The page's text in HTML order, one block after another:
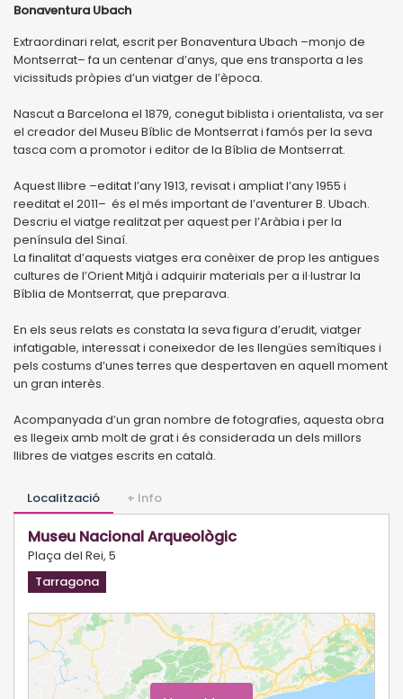
Bonaventura Ubach
Extraordinari relat, escrit per Bonaventura Ubach –monjo de
Montserrat– fa un centenar d’anys, que ens transporta a les
vicissituds pròpies d’un viatger de l’època.
Nascut a Barcelona el 1879, conegut biblista i orientalista, va ser
el creador del Museu Bíblic de Montserrat i famós per la seva
tasca com a promotor i editor de la Bíblia de Montserrat.
Aquest llibre –editat l’any 1913, revisat i ampliat l’any 1955 i
reeditat el 2011– és el més important de l’aventurer B. Ubach.
Descriu el viatge realitzat per aquest per l’Aràbia i per la
península del Sinaí.
La finalitat d’aquests viatges era conèixer de prop les antigues
cultures de l’Orient Mitjà i adquirir materials per a il·lustrar la
Bíblia de Montserrat, que preparava.
En els seus relats es constata la seva figura d’erudit, viatger
infatigable, interessat i coneixedor de les llengües semítiques i
pels costums d’unes terres que despertaven en aquell moment
un gran interès.
Acompanyada d’un gran nombre de fotografies, aquesta obra
es llegeix amb molt de grat i és considerada un dels millors
llibres de viatges escrits en català.
Localització + Info
Museu Nacional Arqueològic
Plaça del Rei, 5
Tarragona